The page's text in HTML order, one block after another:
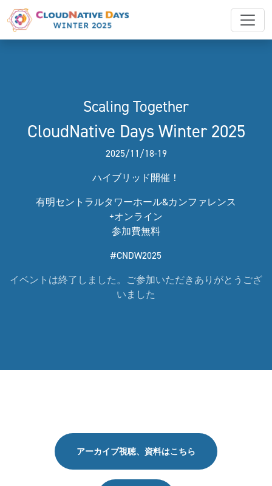
Scaling Together
CloudNative Days Winter 2025
2025/11/18-19
ハイブリッド開催！
有明セントラルタワーホール&カンファレンス
+オンライン
参加費無料
#CNDW2025
イベントは終了しました。ご参加いただきありがとうござ
いました
アーカイブ視聴、資料はこちら